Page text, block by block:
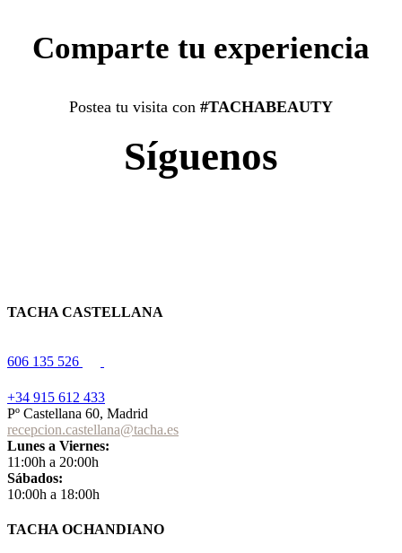
Comparte tu experiencia
Postea tu visita con #TACHABEAUTY
Síguenos
TACHA CASTELLANA
606 135 526
+34 915 612 433
Pº Castellana 60, Madrid
recepcion.castellana@tacha.es
Lunes a Viernes:
11:00h a 20:00h
Sábados:
10:00h a 18:00h
TACHA OCHANDIANO